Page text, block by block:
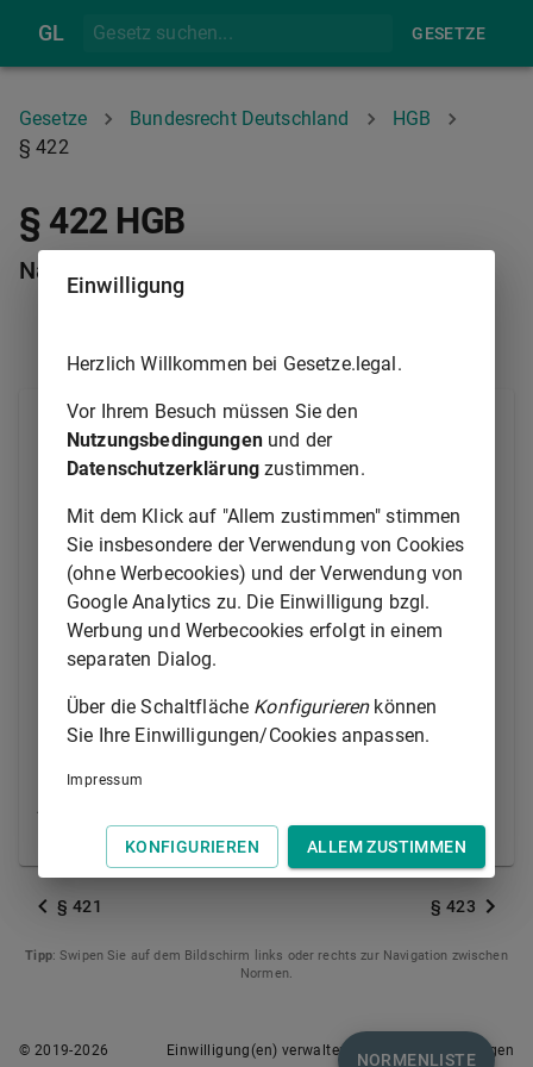
GL GESETZE
Gesetze Bundesrecht Deutschland
HGB
§ 422
§ 422 HGB
Nachnahme
(1) Haben die Parteien vereinbart, daß das Gut nur
gegen Einziehung einer Nachnahme an den
Empfänger abgeliefert werden darf, so ist
anzunehmen, daß der Betrag in bar oder in Form
eines gleichwertigen Zahlungsmittels einzuziehen ist.
(2) Das auf Grund der Einziehung Erlangte gilt im
Verhältnis zu den Gläubigern des Frachtführers als
auf den Absender übertragen.
der Nachnahme abgeliefert, so haftet der
Frachtführer, auch wenn ihn kein Verschulden trifft,
dem Absender für den daraus entstehenden Schaden,
Nachnahme.
§ 421 § 423
Tipp: Swipen Sie auf dem Bildschirm links oder rechts zur Navigation zwischen
Normen.
NORMENLISTE
© 2019-2026
Einwilligung(en) verwalten Nutzungsbedingungen
Einwilligung
Herzlich Willkommen bei Gesetze.legal.
Vor Ihrem Besuch müssen Sie den
Nutzungsbedingungenund der
Datenschutzerklärung zustimmen.
Mit dem Klick auf "Allem zustimmen" stimmen
Sie insbesondere der Verwendung von Cookies
(ohne Werbecookies) und der Verwendung von
Google Analytics zu. Die Einwilligung bzgl.
Werbung und Werbecookies erfolgt in einem
separaten Dialog.
Über die Schaltfläche Konfigurierenkönnen
Sie Ihre Einwilligungen/Cookies anpassen.
Impressum
KONFIGURIEREN ALLEM ZUSTIMMEN